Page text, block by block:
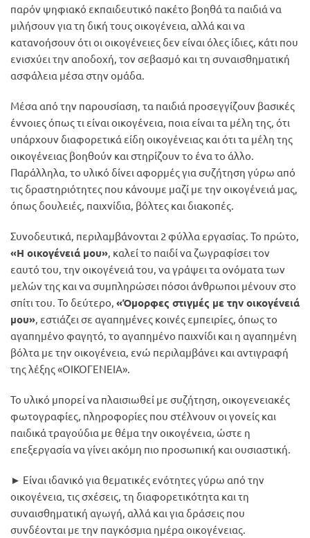
παρόν ψηφιακό εκπαιδευτικό πακέτο βοηθά τα παιδιά να
μιλήσουν για τη δική τους οικογένεια, αλλά και να
κατανοήσουν ότι οι οικογένειες δεν είναι όλες ίδιες, κάτι που
ενισχύει την αποδοχή, τον σεβασμό και τη συναισθηματική
ασφάλεια μέσα στην ομάδα.
Μέσα από την παρουσίαση, τα παιδιά προσεγγίζουν βασικές
έννοιες όπως τι είναι οικογένεια, ποια είναι τα μέλη της, ότι
υπάρχουν διαφορετικά είδη οικογένειας και ότι τα μέλη της
οικογένειας βοηθούν και στηρίζουν το ένα το άλλο.
Παράλληλα, το υλικό δίνει αφορμές για συζήτηση γύρω από
τις δραστηριότητες που κάνουμε μαζί με την οικογένειά μας,
όπως δουλειές, παιχνίδια, βόλτες και διακοπές.
Συνοδευτικά, περιλαμβάνονται 2 φύλλα εργασίας. Το πρώτο,
«Η οικογένειά μου», καλεί το παιδί να ζωγραφίσει τον
εαυτό του, την οικογένειά του, να γράψει τα ονόματα των
μελών της και να συμπληρώσει πόσοι άνθρωποι μένουν στο
σπίτι του. Το δεύτερο, «Όμορφες στιγμές με την οικογένειά
μου», εστιάζει σε αγαπημένες κοινές εμπειρίες, όπως το
αγαπημένο φαγητό, το αγαπημένο παιχνίδι και η αγαπημένη
βόλτα με την οικογένεια, ενώ περιλαμβάνει και αντιγραφή
της λέξης «ΟΙΚΟΓΕΝΕΙΑ».
Το υλικό μπορεί να πλαισιωθεί με συζήτηση, οικογενειακές
φωτογραφίες, πληροφορίες που στέλνουν οι γονείς και
παιδικά τραγούδια με θέμα την οικογένεια, ώστε η
επεξεργασία να γίνει ακόμη πιο προσωπική και ουσιαστική.
► Είναι ιδανικό για θεματικές ενότητες γύρω από την
οικογένεια, τις σχέσεις, τη διαφορετικότητα και τη
συναισθηματική αγωγή, αλλά και για δράσεις που
συνδέονται με την παγκόσμια ημέρα οικογένειας.